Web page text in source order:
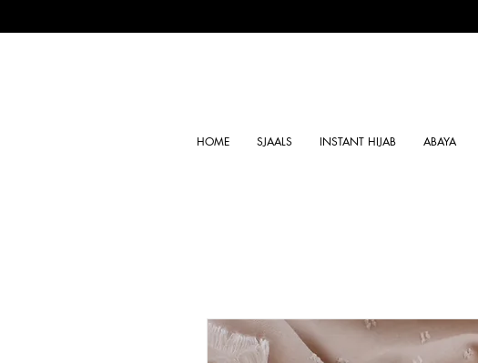
HOME SJAALS INSTANT HIJAB ABAYA